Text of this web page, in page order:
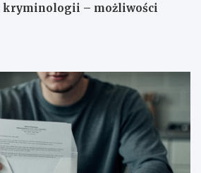
kryminologii – możliwości